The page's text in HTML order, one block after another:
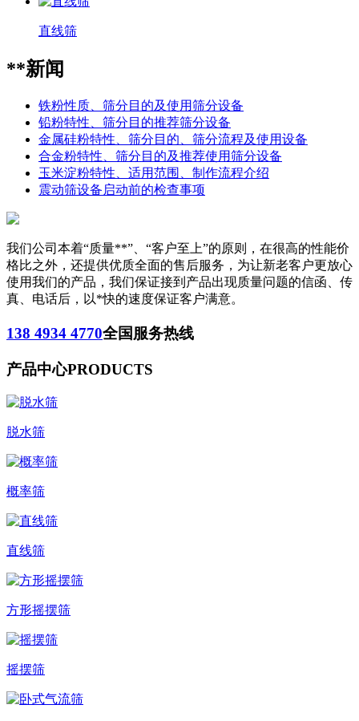
直线筛
**新闻
铁粉性质、筛分目的及使用筛分设备
铅粉特性、筛分目的推荐筛分设备
金属硅粉特性、筛分目的、筛分流程及使用设备
合金粉特性、筛分目的及推荐使用筛分设备
玉米淀粉特性、适用范围、制作流程介绍
震动筛设备启动前的检查事项
我们公司本着“质量**”、“客户至上”的原则，在很高的性能价
格比之外，还提供优质全面的售后服务，为让新老客户更放心
使用我们的产品，我们保证接到产品出现质量问题的信函、传
真、电话后，以*快的速度保证客户满意。
138 4934 4770全国服务热线
产品中心PRODUCTS
脱水筛
概率筛
直线筛
方形摇摆筛
摇摆筛